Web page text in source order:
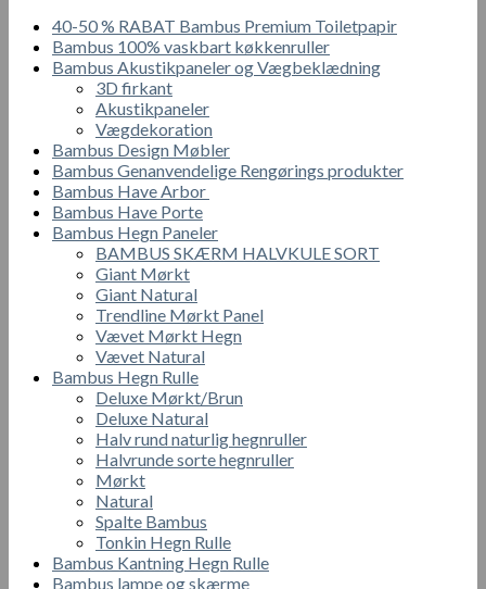
antal
cm
antal
mm
antal
40-50 % RABAT Bambus Premium Toiletpapir
Bambus 100% vaskbart køkkenruller
Bambus Akustikpaneler og Vægbeklædning
3D firkant
Akustikpaneler
Vægdekoration
Bambus Design Møbler
Bambus Genanvendelige Rengørings produkter
Bambus Have Arbor
Bambus Have Porte
Bambus Hegn Paneler
BAMBUS SKÆRM HALVKULE SORT
Giant Mørkt
Giant Natural
Trendline Mørkt Panel
Vævet Mørkt Hegn
Vævet Natural
Bambus Hegn Rulle
Deluxe Mørkt/Brun
Deluxe Natural
Halv rund naturlig hegnruller
Halvrunde sorte hegnruller
Mørkt
Natural
Spalte Bambus
Tonkin Hegn Rulle
Bambus Kantning Hegn Rulle
Bambus lampe og skærme